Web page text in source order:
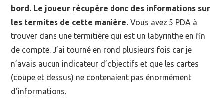
bord. Le joueur récupère donc des informations sur
les termites de cette manière. Vous avez 5 PDA à
trouver dans une termitière qui est un labyrinthe en fin
de compte. J’ai tourné en rond plusieurs fois car je
n’avais aucun indicateur d’objectifs et que les cartes
(coupe et dessus) ne contenaient pas énormément
d’informations.